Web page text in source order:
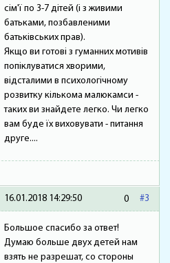
сім'ї по 3-7 дітей (і з живими
батьками, позбавленими
батьківських прав).
Якщо ви готові з гуманних мотивів
попіклуватися хворими,
відсталими в психологічному
розвитку кількома малюкамси -
таких ви знайдете легко. Чи легко
вам буде їх виховувати - питання
друге....
#3
0
16.01.2018 14:29:50
Большое спасибо за ответ!
Думаю больше двух детей нам
взять не разрешат, со стороны